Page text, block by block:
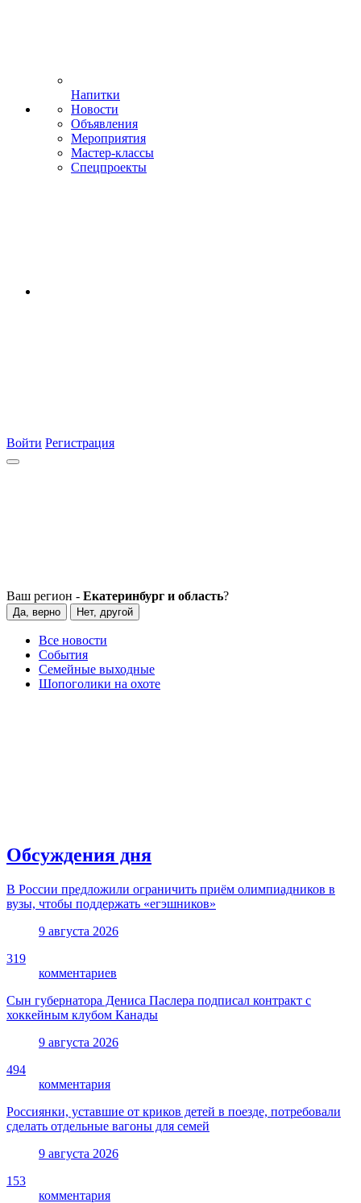
Напитки
Новости
Объявления
Мероприятия
Мастер-классы
Спецпроекты
Войти Регистрация
Ваш регион - Екатеринбург и область?
Да, верно Нет, другой
Все новости
События
Семейные выходные
Шопоголики на охоте
Обсуждения дня
В России предложили ограничить приём олимпиадников в
вузы, чтобы поддержать «егэшников»
9 августа 2026
319
комментариев
Сын губернатора Дениса Паслера подписал контракт с
хоккейным клубом Канады
9 августа 2026
494
комментария
Россиянки, уставшие от криков детей в поезде, потребовали
сделать отдельные вагоны для семей
9 августа 2026
153
комментария